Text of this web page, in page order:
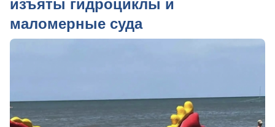
изъяты гидроциклы и
маломерные суда